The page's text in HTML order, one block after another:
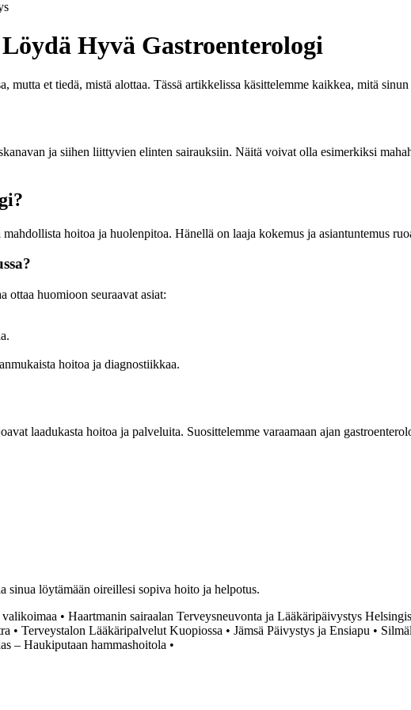
Hyvä Gastroenterologi
mutta et tiedä, mistä alottaa. Tässä artikkelissa käsittelemme kaikkea, mitä
ja siihen liittyvien elinten sairauksiin. Näitä voivat olla esimerkiksi
hoitoa ja huolenpitoa. Hänellä on laaja kokemus ja asiantuntemus
ottaa huomioon seuraavat asiat:
hoitoa ja diagnostiikkaa.
laadukasta hoitoa ja palveluita. Suosittelemme varaamaan ajan
sinua löytämään oireillesi sopiva hoito ja helpotus.
• Haartmanin sairaalan Terveysneuvonta ja Lääkäripäivystys
• Terveystalon Lääkäripalvelut Kuopiossa • Jämsä Päivystys ja Ensiapu •
– Haukiputaan hammashoitola •